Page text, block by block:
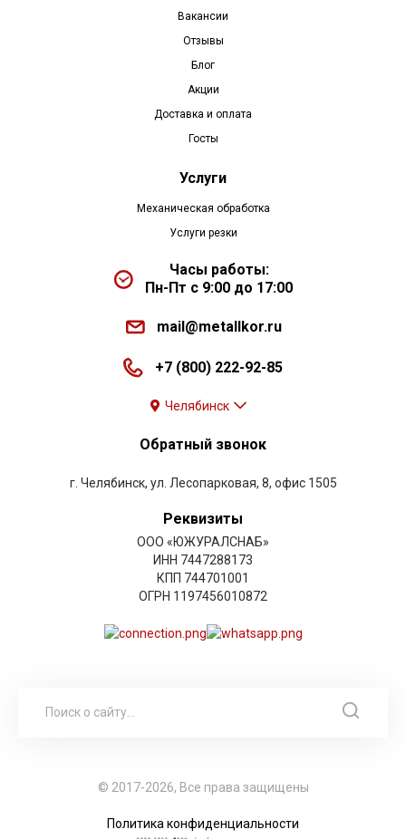
Вакансии
Отзывы
Блог
Акции
Доставка и оплата
Госты
Услуги
Механическая обработка
Услуги резки
Часы работы:
Пн-Пт с 9:00 до 17:00
mail@metallkor.ru
+7 (800) 222-92-85
Челябинск
Обратный звонок
г. Челябинск, ул. Лесопарковая, 8, офис 1505
Реквизиты
ООО «ЮЖУРАЛСНАБ»
ИНН 7447288173
КПП 744701001
ОГРН 1197456010872
© 2017-2026, Все права защищены
Политика конфиденциальности